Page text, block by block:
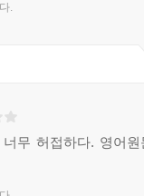
.
무 허접하다. 영어